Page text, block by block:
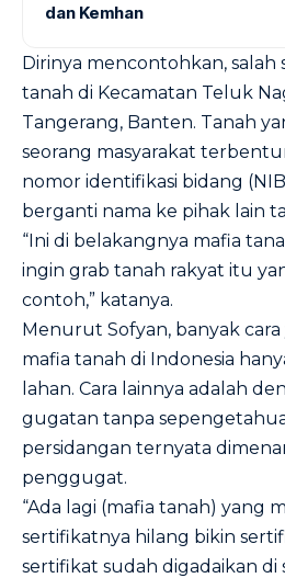
dan Kemhan
Dirinya mencontohkan, salah
tanah di Kecamatan Teluk
Tangerang, Banten. Tanah
seorang masyarakat
nomor identifikasi bidang
berganti nama ke pihak lain
“Ini di belakangnya mafia
ingin grab tanah rakyat itu
contoh,” katanya.
Menurut Sofyan, banyak
mafia tanah di Indonesia
lahan. Cara lainnya adalah
gugatan tanpa
persidangan ternyata
penggugat.
“Ada lagi (mafia tanah) yang
sertifikatnya hilang bikin
sertifikat sudah digadaikan